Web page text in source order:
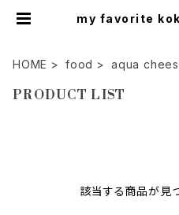
my favorite
HOME food aqua
PRODUCT LIST
該当する商品が見